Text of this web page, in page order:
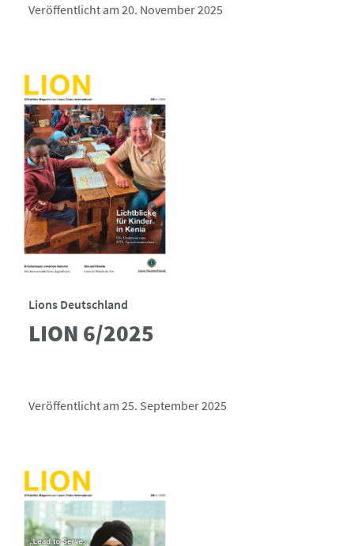
Veröffentlicht am 20. November 2025
Lions Deutschland
LION 6/2025
Veröffentlicht am 25. September 2025